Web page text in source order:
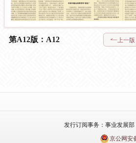
第A12版：A12 上一版
发行订阅事务：事业发展部
京公网安